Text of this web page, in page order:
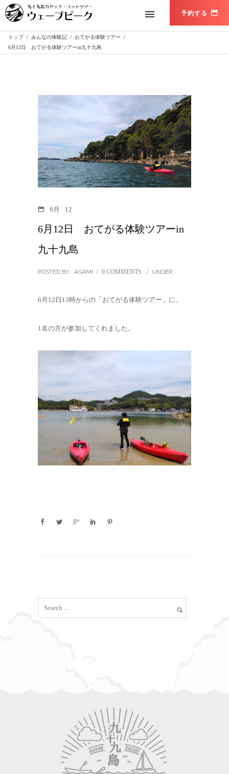
トップ / みんなの体験記 / おてがる体験ツアー
/
6月12日 おてがる体験ツアーin九十九島
6月 12
6月12日 おてがる体験ツアーin
九十九島
POSTED BY : ASAMI / 0 COMMENTS / UNDER :
6月12日13時からの「おてがる体験ツアー」に、
1名の方が参加してくれました。